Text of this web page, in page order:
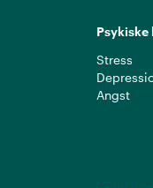
Psykiske
Stress
Angst